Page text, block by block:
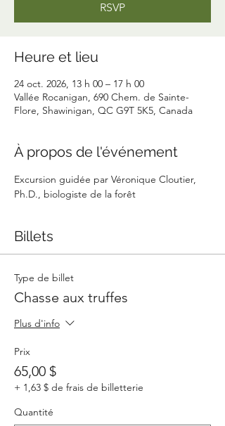
RSVP
Heure et lieu
24 oct. 2026, 13 h 00 – 17 h 00
Vallée Rocanigan, 690 Chem. de Sainte-
Flore, Shawinigan, QC G9T 5K5, Canada
À propos de l'événement
Excursion guidée par Véronique Cloutier,
Ph.D., biologiste de la forêt
Billets
Type de billet
Chasse aux truffes
Plus d'info
Prix
65,00 $
+ 1,63 $ de frais de billetterie
Quantité